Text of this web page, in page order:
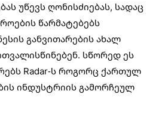
უწევს ღონისძიებას, სადაც
წარმატებებს
განვითარების ახალ
სწორედ ეს
Radar-ს როგორც ქართულ
ინდუსტრიის გამორჩეულ